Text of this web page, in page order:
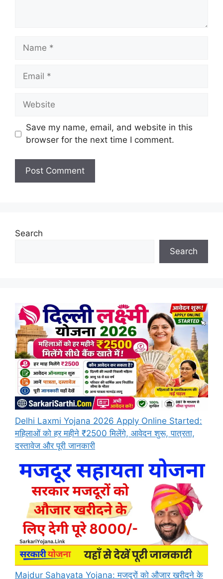
Name
Email
Website
Save my name, email, and website in this
browser for the next time I comment.
Search
Search
Delhi Laxmi Yojana 2026 Apply Online Started:
महिलाओं को हर महीने ₹2500 मिलेंगे, आवेदन शुरू, पात्रता,
दस्तावेज और पूरी जानकारी
Majdur Sahayata Yojana: मजदूरों को औजार खरीदने के